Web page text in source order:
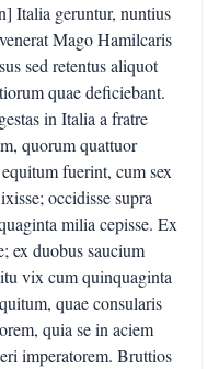
Italia geruntur, nuntius
Mago Hamilcaris
sed retentus aliquot
quae deficiebant.
in Italia a fratre
quorum quattuor
fuerint, cum sex
occidisse supra
milia cepisse. Ex
ex duobus saucium
vix cum quinquaginta
quae consularis
quia se in aciem
imperatorem. Bruttios